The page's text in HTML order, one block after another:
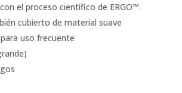
el proceso científico de ERGO™.
cubierto de material suave
uso frecuente